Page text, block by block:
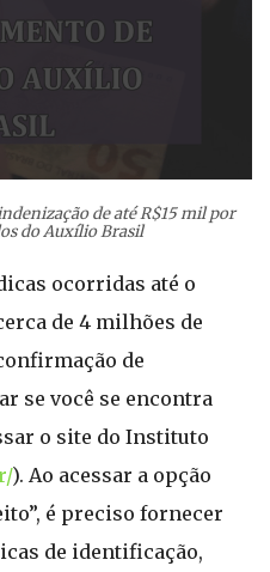
de até R$15 mil por
do Auxílio Brasil
ocorridas até o
de 4 milhões de
de
se você se encontra
o site do Instituto
). Ao acessar a opção
é preciso fornecer
de identificação,